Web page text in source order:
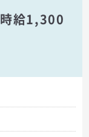
給1,300